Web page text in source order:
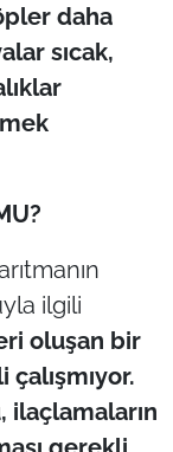
daha
sıcak,
ilgili
oluşan bir
ilaçlamaların